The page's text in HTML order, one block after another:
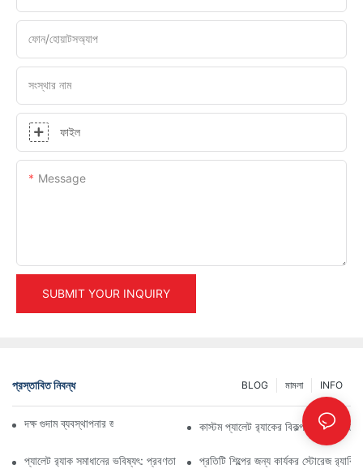
ফোন/হোয়াটসঅ্যাপ
সংস্থার নাম
ফাইল
Message
SUBMIT YOUR INQUIRY
প্রস্তাবিত নিবন্ধ INFO
মামলা
BLOG
দক্ষ গুদাম ব্যবস্থাপনার জন্য শীর্ষ শিল্প র‍্যাকিং সমাধানকাস্টম প্যালেট র‍্যাকের বিকল্প: আপনার
প্যালেট র‍্যাক সমাধানের ভবিষ্যৎ: প্রবণতা এবং উদ্ভাবনপ্রতিটি শিল্পের জন্য কার্যকর স্টোরেজ